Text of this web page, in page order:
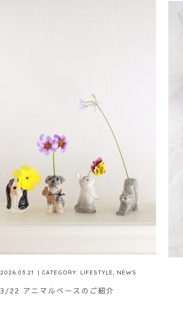
2026.03.21 | CATEGORY: LIFESTYLE, NEWS
3/22 アニマルベースのご紹介